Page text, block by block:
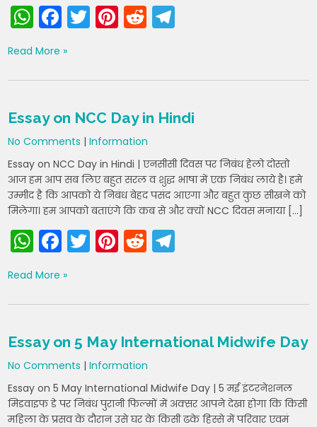
W
h
a
ts
A
p
p
F
a
c
e
b
o
o
k
T
w
er
Pi
nt
e
st
R
e
di
t
gr
a
m
Read More »
Essay on NCC Day in Hindi
No Comments |Information
Essay on NCC Day in Hindi | एनसीसी दिवस पर निबंध हेलो दोस्तो
आज हम आप सब लिए बहुत सरल व शुद्ध भाषा में एक निबंध लाये है। हमे
उम्मीद है कि आपको ये निबंध बेहद पसंद आएगा और बहुत कुछ सीखने को
मिलेगा। हम आपको बताएंगे कि कब से और क्यों NCC दिवस मनाया […]
W
h
a
ts
A
p
p
F
a
c
e
b
o
o
k
T
w
er
Pi
nt
e
st
R
e
di
t
gr
a
m
Read More »
Essay on 5 May International Midwife Day
No Comments |Information
Essay on 5 May International Midwife Day | 5 मई इंटरनेशनल
मिडवाइफ डे पर निबंध पुरानी फिल्मों में अक्सर आपने देखा होगा कि किसी
महिला के प्रसव के दौरान उसे घर के किसी ढके हिस्से में परिवार एवमं